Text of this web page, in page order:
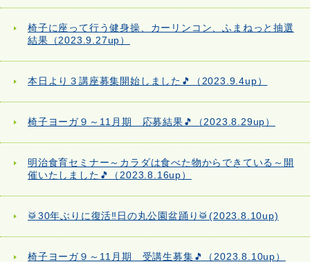
椅子に座って行う健身操、カーリンコン、ふまねっと抽選
結果（2023.9.27up）
本日より３講座募集開始しました🎵（2023.9.4up）
椅子ヨーガ９～11月期 応募結果🎵（2023.8.29up）
明治食育セミナー～カラダは食べた物からできている～開
催いたしました🎵（2023.8.16up）
🥁30年ぶりに復活‼日の丸公園盆踊り🥁(2023.8.10up)
椅子ヨーガ９～11月期 受講生募集🎵（2023.8.10up）